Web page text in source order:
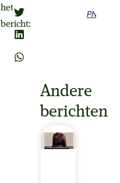
het
bericht:
Andere
berichten
Previous